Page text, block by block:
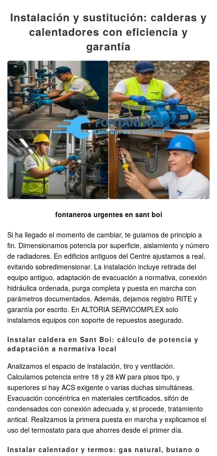
Instalación y sustitución: calderas y
calentadores con eficiencia y
garantía
fontaneros urgentes en sant boi
Si ha llegado el momento de cambiar, te guiamos de principio a
fin. Dimensionamos potencia por superficie, aislamiento y número
de radiadores. En edificios antiguos del Centre ajustamos a real,
evitando sobredimensionar. La instalación incluye retirada del
equipo antiguo, adaptación de evacuación a normativa, conexión
hidráulica ordenada, purga completa y puesta en marcha con
parámetros documentados. Además, dejamos registro RITE y
garantía por escrito. En ALTORIA SERVICOMPLEX solo
instalamos equipos con soporte de repuestos asegurado.
Instalar caldera en Sant Boi: cálculo de potencia y
adaptación a normativa local
Analizamos el espacio de instalación, tiro y ventilación.
Calculamos potencia entre 18 y 28 kW para pisos tipo, y
superiores si hay ACS exigente o varias duchas simultáneas.
Evacuación concéntrica en materiales certificados, sifón de
condensados con conexión adecuada y, si procede, tratamiento
antical. Realizamos la primera puesta en marcha y explicamos el
uso del termostato para que ahorres desde el primer día.
Instalar calentador y termos: gas natural, butano o